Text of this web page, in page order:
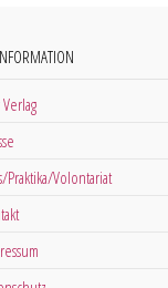
Praktika/Volontariat